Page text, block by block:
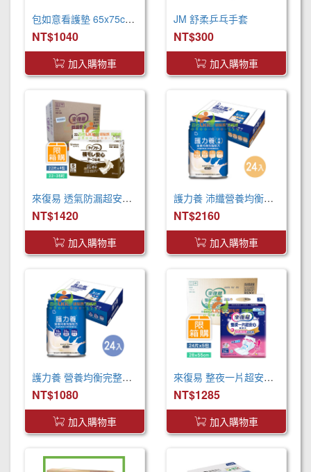
包如意看護墊 65x75cm (120片/箱) 產褥墊 看護墊 寵物墊
NT$1040
加入購物車
JM 舒柔乒乓手套
NT$300
加入購物車
來復易 透氣防漏超安心魔術氈紙尿褲(S)(22片 X 4包)
NT$1420
加入購物車
護力養 沛纖營養均衡完整配方(250ml x24罐 x2箱)
NT$2160
加入購物車
護力養 營養均衡完整配方(250ml x24罐 x2箱)
NT$1080
加入購物車
來復易 整夜一片超安心尿片55cm(24片*5包/箱) 取代原先臀部加寬尿片
NT$1285
加入購物車